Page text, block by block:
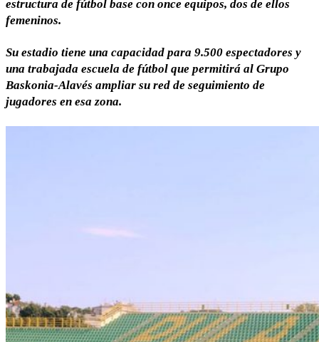
estructura de fútbol base con once equipos, dos de ellos
femeninos.
Su estadio tiene una capacidad para 9.500 espectadores y
una trabajada escuela de fútbol que permitirá al Grupo
Baskonia-Alavés ampliar su red de seguimiento de
jugadores en esa zona.